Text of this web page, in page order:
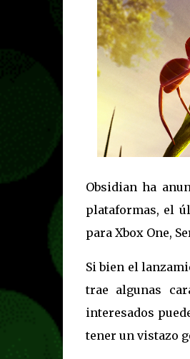
Obsidian ha
plataformas, el
para Xbox One,
Si bien el
trae algunas
interesados
tener un vistazo